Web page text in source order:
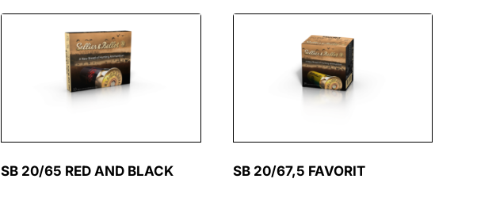
SB 20/65 RED AND BLACK SB 20/67,5 FAVORIT